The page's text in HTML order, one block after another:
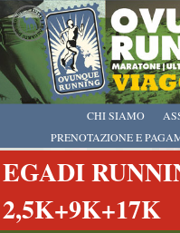
CHI SIAMO
PRENOTAZIONE E
EGADI
2,5K+9K+17K